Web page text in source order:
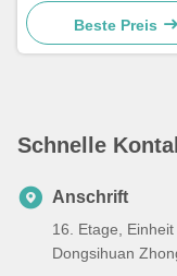
Maschine Walking
die
Beste Preis
Schnelle
Anschrift
16. Etage,
Dongsihuan